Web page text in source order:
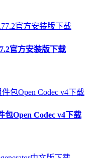
官方安装版下载
包Open Codec v4下载